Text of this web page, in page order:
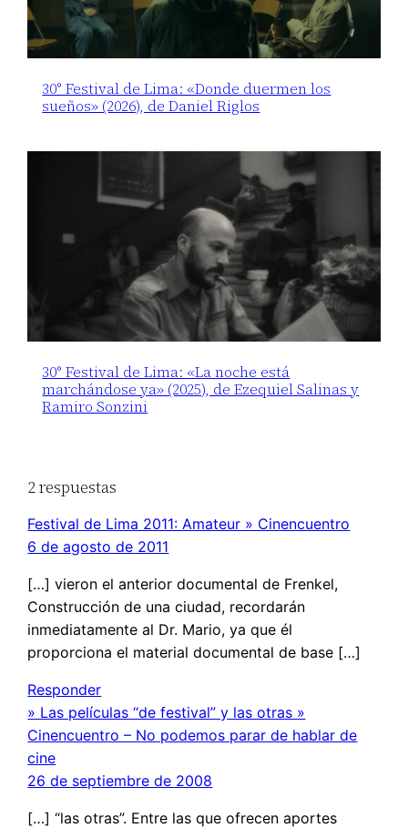
30° Festival de Lima: «Donde duermen los
sueños» (2026), de Daniel Riglos
30° Festival de Lima: «La noche está
marchándose ya» (2025), de Ezequiel Salinas y
Ramiro Sonzini
2 respuestas
Festival de Lima 2011: Amateur » Cinencuentro
6 de agosto de 2011
[…] vieron el anterior documental de Frenkel,
Construcción de una ciudad, recordarán
inmediatamente al Dr. Mario, ya que él
proporciona el material documental de base […]
Responder
» Las películas “de festival” y las otras »
Cinencuentro – No podemos parar de hablar de
cine
26 de septiembre de 2008
[…] “las otras”. Entre las que ofrecen aportes